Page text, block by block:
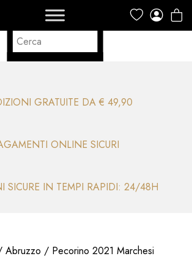
GRATUITE DA € 49,90
ONLINE SICURI
SICURE IN TEMPI RAPIDI: 24/48H
Abruzzo / Pecorino 2021 Marchesi